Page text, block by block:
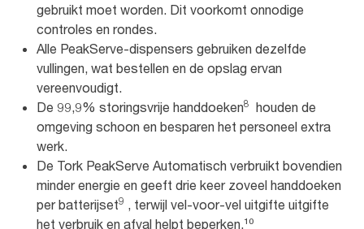
gebruikt moet worden. Dit voorkomt onnodige
controles en rondes.
Alle PeakServe-dispensers gebruiken dezelfde
vullingen, wat bestellen en de opslag ervan
vereenvoudigt.
De 99,9% storingsvrije handdoeken8 houden de
omgeving schoon en besparen het personeel extra
werk.
De Tork PeakServe Automatisch verbruikt bovendien
minder energie en geeft drie keer zoveel handdoeken
per batterijset9 , terwijl vel-voor-vel uitgifte uitgifte
het verbruik en afval helpt beperken.¹⁰